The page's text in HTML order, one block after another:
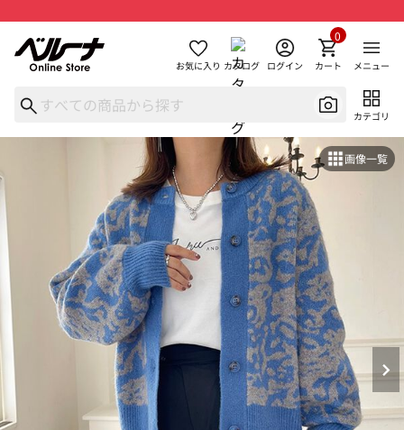
お気に入り カタログ ログイン カート
0
メニュー
カテゴリ
画像一覧